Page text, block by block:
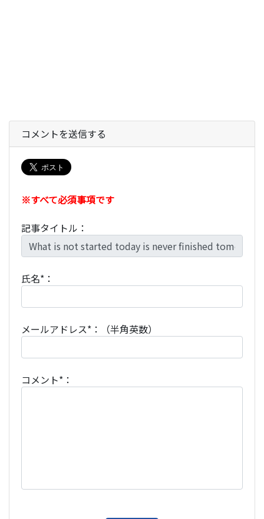
コメントを送信する
※すべて必須事項です
記事タイトル：
氏名*：
メールアドレス*：（半角英数）
コメント*：